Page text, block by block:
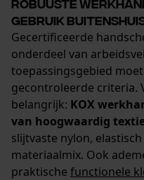
Robuuste
gebruik
Gecertificeerde
onderdeel van
toepassingsgebied
gecontroleerde criteria.
belangrijk: KOX
van hoogwaardig
slijtvaste nylon,
materiaalmix. Ook
praktische functionele
Prestatie en
Cookies